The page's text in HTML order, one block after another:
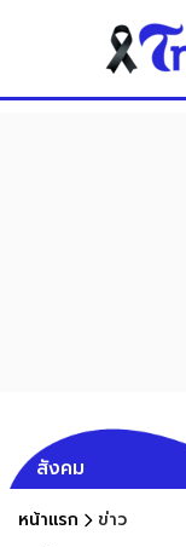
สังคม
หน้าแรก ข่าว